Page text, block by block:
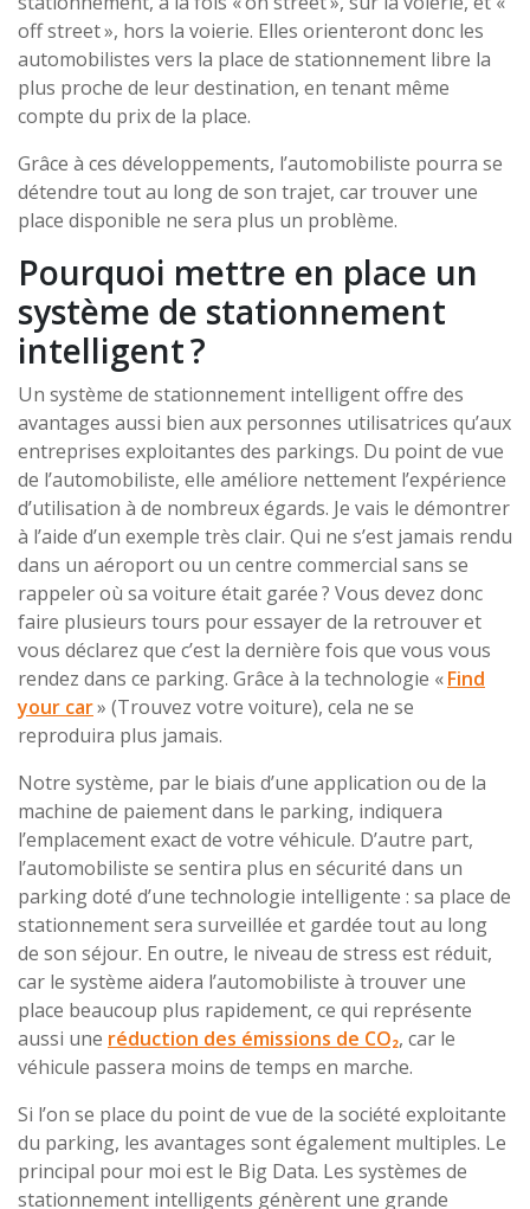
off street », hors la voierie. Elles orienteront donc les
automobilistes vers la place de stationnement libre la
plus proche de leur destination, en tenant même
compte du prix de la place.
Grâce à ces développements, l’automobiliste pourra se
détendre tout au long de son trajet, car trouver une
place disponible ne sera plus un problème.
Pourquoi mettre en place un
système de stationnement
intelligent ?
Un système de stationnement intelligent offre des
avantages aussi bien aux personnes utilisatrices qu’aux
entreprises exploitantes des parkings. Du point de vue
de l’automobiliste, elle améliore nettement l’expérience
d’utilisation à de nombreux égards. Je vais le démontrer
à l’aide d’un exemple très clair. Qui ne s’est jamais rendu
dans un aéroport ou un centre commercial sans se
rappeler où sa voiture était garée ? Vous devez donc
faire plusieurs tours pour essayer de la retrouver et
vous déclarez que c’est la dernière fois que vous vous
rendez dans ce parking. Grâce à la technologie «Find
your car» (Trouvez votre voiture), cela ne se
reproduira plus jamais.
Notre système, par le biais d’une application ou de la
machine de paiement dans le parking, indiquera
l’emplacement exact de votre véhicule. D’autre part,
l’automobiliste se sentira plus en sécurité dans un
parking doté d’une technologie intelligente : sa place de
stationnement sera surveillée et gardée tout au long
de son séjour. En outre, le niveau de stress est réduit,
car le système aidera l’automobiliste à trouver une
place beaucoup plus rapidement, ce qui représente
aussi une réduction des émissions de CO₂, car le
véhicule passera moins de temps en marche.
Si l’on se place du point de vue de la société exploitante
du parking, les avantages sont également multiples. Le
principal pour moi est le Big Data. Les systèmes de
stationnement intelligents génèrent une grande